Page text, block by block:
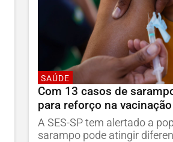
SAÚDE
Com 13 casos de
para reforço na vacinação
A SES-SP tem alertado a
sarampo pode atingir